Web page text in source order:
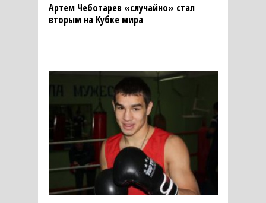
Артем Чеботарев «случайно» стал
вторым на Кубке мира